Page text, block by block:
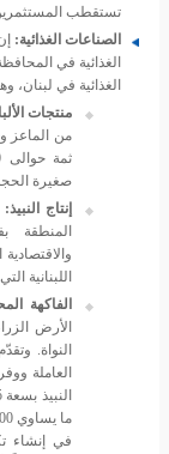
تستقطب
الصناعات الغذائية:
الغذائية في
منتجات
صغيرة الحجم
إنتاج النبيذ:
المنطقة
اللبنانية التي تنتج
الفاكهة
الأرض
النواة.
العاملة
ما يساوي 10.500.000 زجاجة في العام
في إنشاء